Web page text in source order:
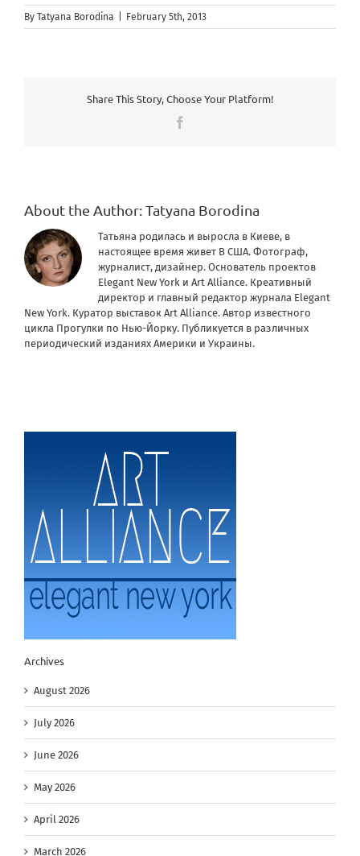
By Tatyana Borodina February 5th, 2013
Share This Story, Choose Your Platform!
About the Author:Tatyana Borodina
Татьяна родилась и выросла в Киеве, в
настоящее время живет В США. Фотограф,
журналист, дизайнер. Основатель проектов
Elegant New York и Art Alliance. Креативный
директор и главный редактор журнала Elegant
New York. Куратор выставок Art Alliance. Автор известного
цикла Прогулки по Нью-Йорку. Публикуется в различных
периодический изданиях Америки и Украины.
Archives
August 2026
July 2026
June 2026
May 2026
April 2026
March 2026